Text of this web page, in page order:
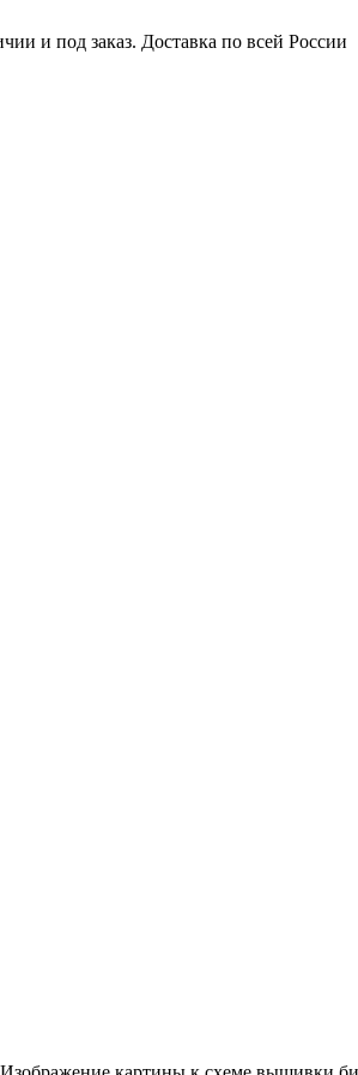
и под заказ. Доставка по всей России